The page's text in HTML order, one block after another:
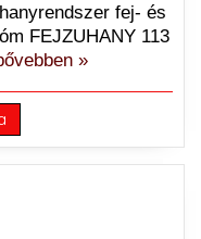
fej- és
FEJZUHANY 113
»